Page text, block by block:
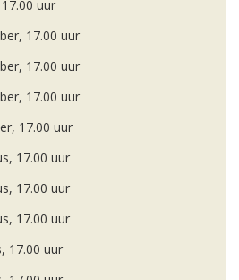
uur
17.00 uur
17.00 uur
17.00 uur
17.00 uur
17.00 uur
17.00 uur
17.00 uur
17.00 uur